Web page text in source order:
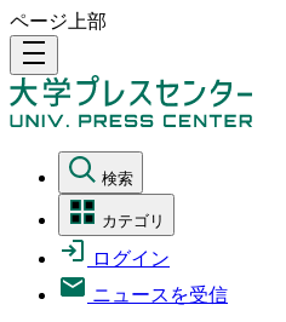
ページ上部
density_medium
検索
カテゴリ
ログイン
ニュースを受信